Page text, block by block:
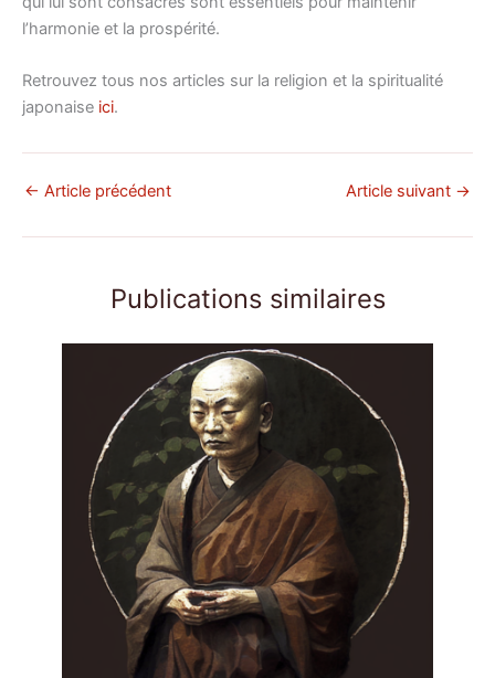
l’harmonie et la prospérité.
Retrouvez tous nos articles sur la religion et la spiritualité
japonaise ici.
← Article précédent Article suivant →
Publications similaires